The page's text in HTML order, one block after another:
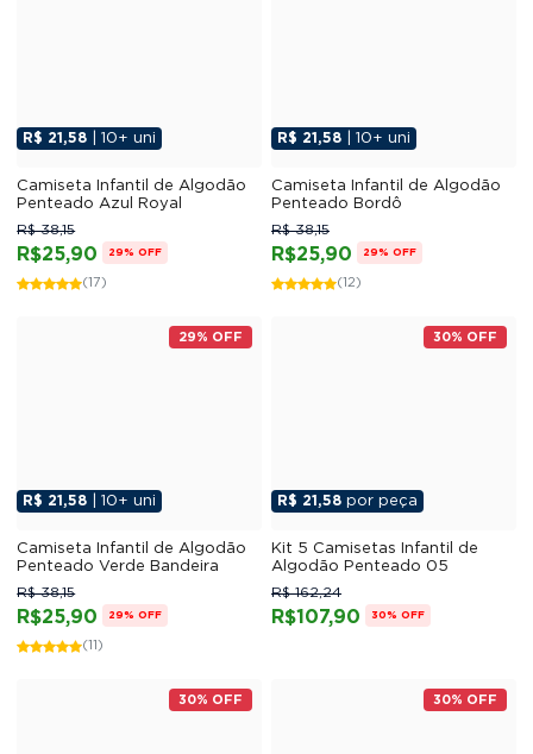
R$ 21,58 | 10+ uni
Camiseta Infantil de Algodão
Penteado Azul Royal
R$25,90
R$ 38,15
29% OFF
(17)
R$ 21,58 | 10+ uni
Camiseta Infantil de Algodão
Penteado Bordô
R$25,90
R$ 38,15
29% OFF
(12)
29% OFF
R$ 21,58 | 10+ uni
Camiseta Infantil de Algodão
Penteado Verde Bandeira
R$25,90
R$ 38,15
29% OFF
(11)
30% OFF
R$ 21,58 por peça
Kit 5 Camisetas Infantil de
Algodão Penteado 05
R$107,90
R$ 162,24
30% OFF
30% OFF 30% OFF